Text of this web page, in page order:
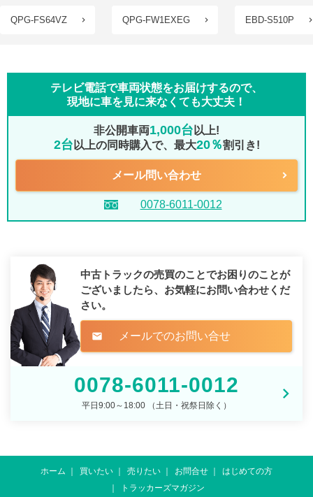
QPG-FS64VZ QPG-FW1EXEG EBD-S510P
テレビ電話で車両状態をお届けするので、
現地に車を見に来なくても大丈夫！
非公開車両1,000台 以上!
2台 以上の同時購入で、最大20％割引き!
メール問い合わせ
0078-6011-0012
中古トラックの売買のことでお困りのことが
ございましたら、 お気軽にお問い合わせくだ
さい。
mail メールでのお問い合せ
0078-6011-0012
平日9:00～18:00 （土日・祝祭日除く）
ホーム 買いたい 売りたい お問合せ
はじめての方
トラッカーズマガジン